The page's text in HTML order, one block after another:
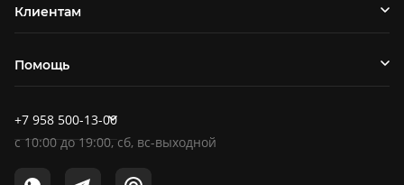
Клиентам
Помощь
+7 958 500-13-00
c10:00до19:00, сб, вс-выходной